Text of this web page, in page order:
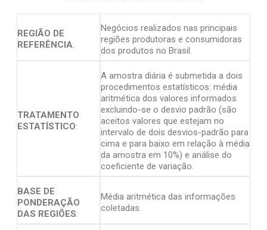
REGIÃO DE
REFERÊNCIA:
Negócios realizados nas principais
regiões produtoras e consumidoras
dos produtos no Brasil.
TRATAMENTO
ESTATÍSTICO:
A amostra diária é submetida a dois
procedimentos estatísticos: média
aritmética dos valores informados
excluindo-se o desvio padrão (são
aceitos valores que estejam no
intervalo de dois desvios-padrão para
cima e para baixo em relação à média
da amostra em 10%) e análise do
coeficiente de variação.
BASE DE
PONDERAÇÃO
DAS REGIÕES:
Média aritmética das informações
coletadas.